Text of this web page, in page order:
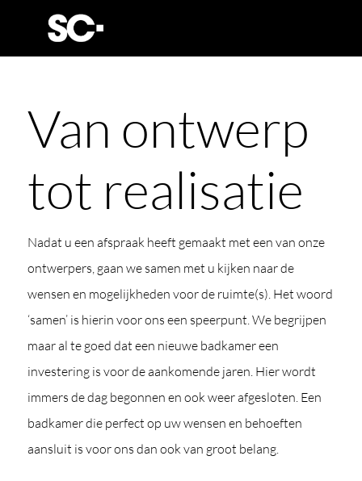
Van ontwerp
tot realisatie
Nadat u een afspraak heeft gemaakt met een van onze
ontwerpers, gaan we samen met u kijken naar de
wensen en mogelijkheden voor de ruimte(s). Het woord
‘samen’ is hierin voor ons een speerpunt. We begrijpen
maar al te goed dat een nieuwe badkamer een
investering is voor de aankomende jaren. Hier wordt
immers de dag begonnen en ook weer afgesloten. Een
badkamer die perfect op uw wensen en behoeften
aansluit is voor ons dan ook van groot belang.